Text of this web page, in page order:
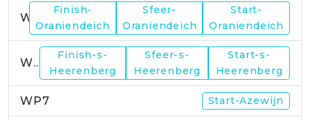
Finish-
Oraniendeich
Sfeer-
Oraniendeich
Start-
Oraniendeich
WP6
Finish-s-
Heerenberg
Sfeer-s-
Heerenberg
Start-s-
Heerenberg
WP7 Start-Azewijn